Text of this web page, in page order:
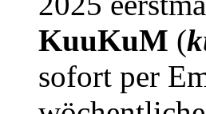
KuuKuM (
sofort per